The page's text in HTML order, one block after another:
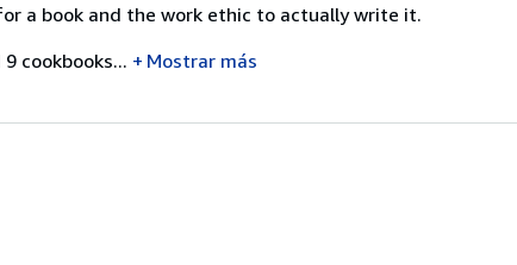
a book and the work ethic to actually write it.
cookbooks...
Mostrar más